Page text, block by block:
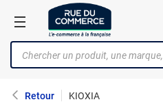
Retour KIOXIA